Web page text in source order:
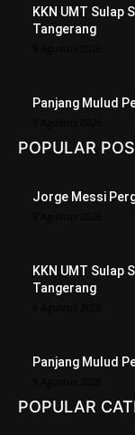
KKN UMT Sulap
Tangerang
Panjang Mulud
POPULAR
Jorge Messi
KKN UMT Sulap
Tangerang
Panjang Mulud
POPULAR